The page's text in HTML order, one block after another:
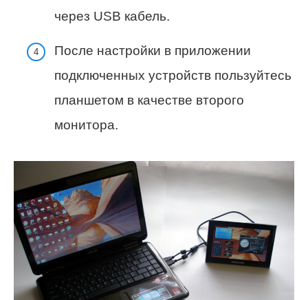
через USB кабель.
После настройки в приложении
подключенных устройств пользуйтесь
планшетом в качестве второго
монитора.